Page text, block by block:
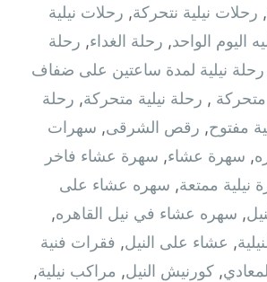
, رحلات نيلية نتحركة, رحلات نيلية
اليوم الواحد, رحلة الغداء, رحلة
رحلة نيلية لمدة ساعتين على ضفاف
, رحلة نيلية متحركة, رحلة
مفتوح, رقص الشرقى, سهرات
, سهرة عشاء, سهرة عشاء فاخر
نيلية ممتعة, سهره عشاء على
, سهره عشاء في نيل القاهره‏,
, عشاء على النيل, فقرات فنية
, كورنيش النيل, مراكب نيلية,